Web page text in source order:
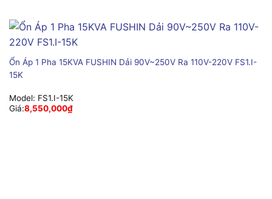
Ổn Áp 1 Pha 15KVA FUSHIN Dải 90V~250V Ra 110V-220V FS1.I-
15K
Model: FS1.I-15K
Giá:8,550,000₫